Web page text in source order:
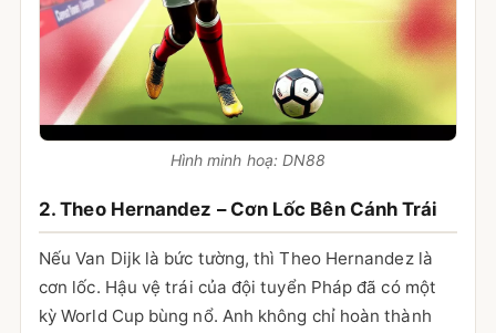
Hình minh hoạ: DN88
2. Theo Hernandez – Cơn Lốc Bên Cánh Trái
Nếu Van Dijk là bức tường, thì Theo Hernandez là
cơn lốc. Hậu vệ trái của đội tuyển Pháp đã có một
kỳ World Cup bùng nổ. Anh không chỉ hoàn thành